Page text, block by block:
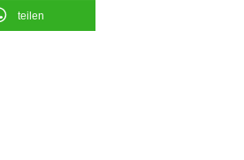
teilen